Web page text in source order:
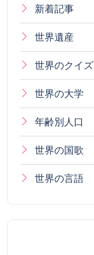
新着記事
世界遺産
世界のクイズ
世界の大学
年齢別人口
世界の国歌
世界の言語